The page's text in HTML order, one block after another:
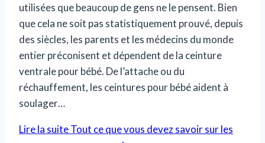
utilisées que beaucoup de gens ne le pensent. Bien
que cela ne soit pas statistiquement prouvé, depuis
des siècles, les parents et les médecins du monde
entier préconisent et dépendent de la ceinture
ventrale pour bébé. De l’attache ou du
réchauffement, les ceintures pour bébé aident à
soulager…
Lire la suiteTout ce que vous devez savoir sur les